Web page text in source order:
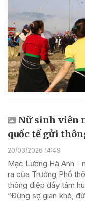
Nữ sinh viên
quốc tế gửi
20/03/2026 14:49
Mạc Lương Hà Anh -
ra của Trường Phổ
thông điệp đầy tâm
“Đừng sợ gian khó,